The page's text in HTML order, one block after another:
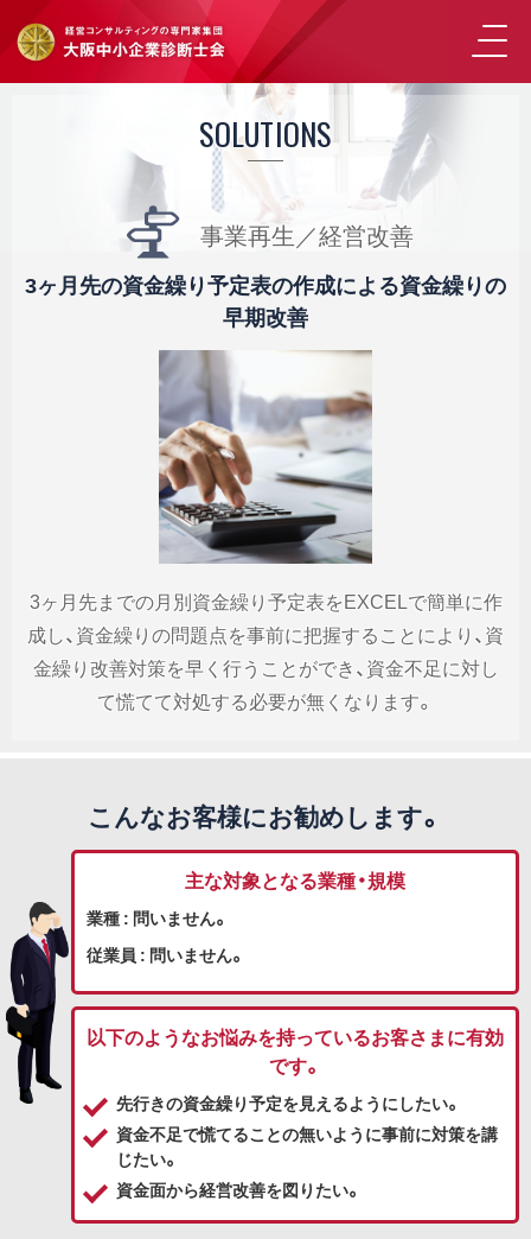
SOLUTIONS
事業再生／経営改善
3ヶ月先の資金繰り予定表の作成による資金繰りの
早期改善
3ヶ月先までの月別資金繰り予定表をEXCELで簡単に作
成し、資金繰りの問題点を事前に把握することにより、資
金繰り改善対策を早く行うことができ、資金不足に対し
て慌てて対処する必要が無くなります。
こんなお客様にお勧めします。
主な対象となる業種・規模
業種 : 問いません。
従業員 : 問いません。
以下のようなお悩みを持っているお客さまに有効
です。
先行きの資金繰り予定を見えるようにしたい。
資金不足で慌てることの無いように事前に対策を講
じたい。
資金面から経営改善を図りたい。